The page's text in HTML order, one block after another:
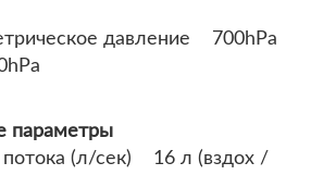
давление 700hPa
параметры
(л/сек) 16 л (вздох /